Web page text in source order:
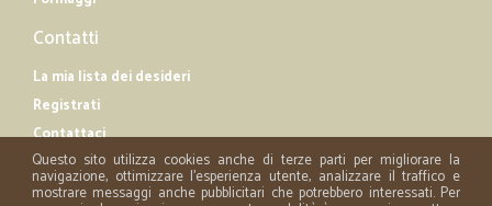
Contatti
La mia lista dei desideri
Registrati
Contattaci
Questo sito utilizza cookies anche di terze parti per migliorare la
navigazione, ottimizzare l'esperienza utente, analizzare il traffico e
mostrare messaggi anche pubblicitari che potrebbero interessati. Per